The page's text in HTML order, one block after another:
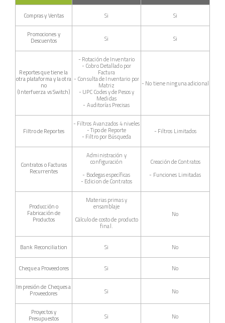
Compras y Ventas Si Si
Promociones y
Descuentos
Si Si
Reportes que tiene la
otra plataforma y la otra
no
(Interfuerza vs Switch)
- Rotación de Inventario
- Cobro Detallado por
Factura
- Consulta de Inventario por
Matriz
- UPC Codes y de Pesos y
Medidas
- Auditorías Precisas
- No tiene ninguna adicional
Filtro de Reportes
- Filtros Avanzados 4 niveles
- Tipo de Reporte
- Filtro por Búsqueda
- Filtros Limitados
Contratos o Facturas
Recurrentes
Administración y
configuración
- Bodegas específicas
- Edicion de Contratos
Creación de Contratos
- Funciones Limitadas
Producción o
Fabricación de
Productos
Materias primas y
ensamblaje
Cálculo de costo de producto
final.
No
Bank Reconciliation Si No
Cheque a Proveedores Si No
Impresión de Cheques a
Proveedores
Si No
Proyectos y
Presupuestos
Si No